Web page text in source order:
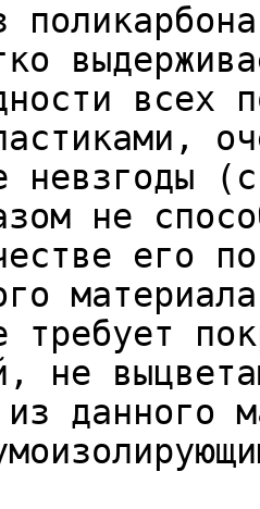
всех
невзгоды
не
его
требует
не
данного